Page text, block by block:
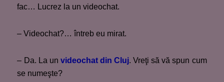
fac… Lucrez la un videochat.
– Videochat?… întreb eu mirat.
– Da. La un videochat din Cluj. Vreţi să vă spun cum
se numeşte?